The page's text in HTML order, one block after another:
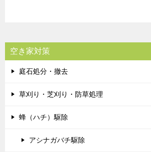
空き家対策
庭石処分・撤去
草刈り・芝刈り・防草処理
蜂（ハチ）駆除
アシナガバチ駆除